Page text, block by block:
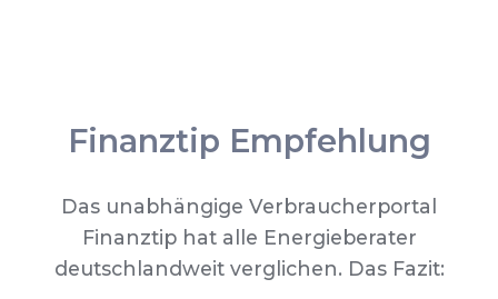
Finanztip Empfehlung
Das unabhängige Verbraucherportal
Finanztip hat alle Energieberater
deutschlandweit verglichen. Das Fazit: